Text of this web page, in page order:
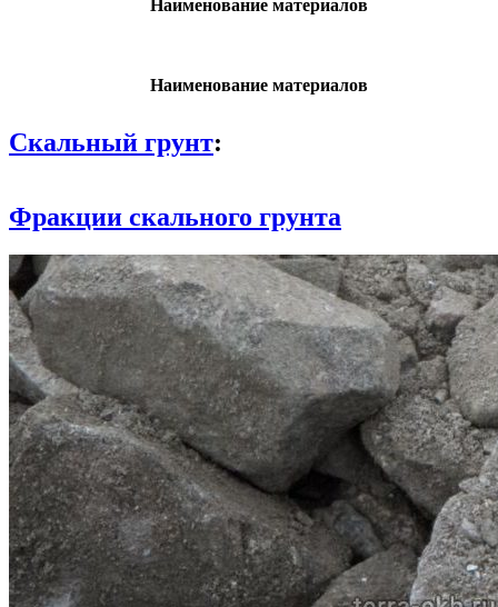
Наименование материалов
Наименование материалов
Скальный грунт:
Фракции скального грунта